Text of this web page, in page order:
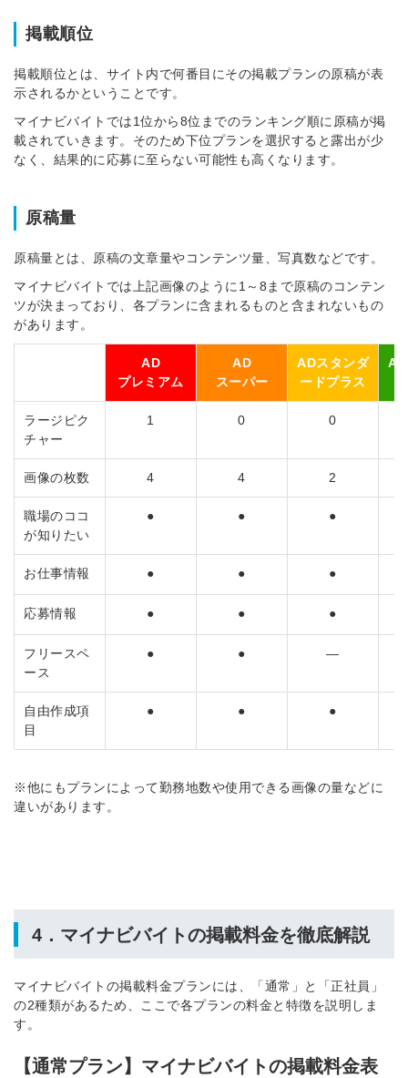
掲載順位
掲載順位とは、サイト内で何番目にその掲載プランの原稿が表
示されるかということです。
マイナビバイトでは1位から8位までのランキング順に原稿が掲
載されていきます。そのため下位プランを選択すると露出が少
なく、結果的に応募に至らない可能性も高くなります。
原稿量
原稿量とは、原稿の文章量やコンテンツ量、写真数などです。
マイナビバイトでは上記画像のように1～8まで原稿のコンテン
ツが決まっており、各プランに含まれるものと含まれないもの
があります。
AD
プレミアム
AD
スーパー
ADスタンダ
ードプラス
ラージピク
チャー
1 0 0
画像の枚数 4 4 2
職場のココ
が知りたい
● ● ●
お仕事情報 ● ● ●
応募情報 ● ● ●
フリースペ
ース
● ● ―
自由作成項
目
● ● ●
※他にもプランによって勤務地数や使用できる画像の量などに
違いがあります。
4．マイナビバイトの掲載料金を徹底解説
マイナビバイトの掲載料金プランには、「通常」と「正社員」
の2種類があるため、ここで各プランの料金と特徴を説明しま
す。
【通常プラン】マイナビバイトの掲載料金表
する
忘れですか？
でログイン
せん
同意のうえ
みんなの採用部があなたの許可なく投稿すること
はありません